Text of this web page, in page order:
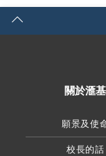
關於滙基
願景及使
校長的話